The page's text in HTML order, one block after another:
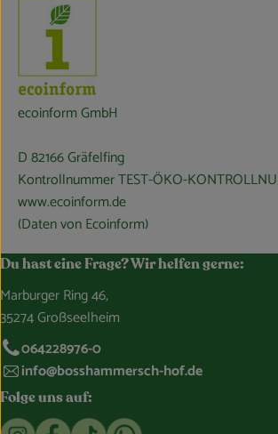
ecoinform GmbH
D 82166 Gräfelfing
Kontrollnummer TEST-ÖKO-
www.ecoinform.de
(Daten von Ecoinform)
Du hast eine Frage? Wir helfen gerne:
Marburger Ring 46,
35274 Großseelheim
064228976-0
info@bosshammersch-hof.de
Folge uns auf:
Externer Link zu https://
Externer Link zu https://
Externer Link zu https://
Externer Link zu